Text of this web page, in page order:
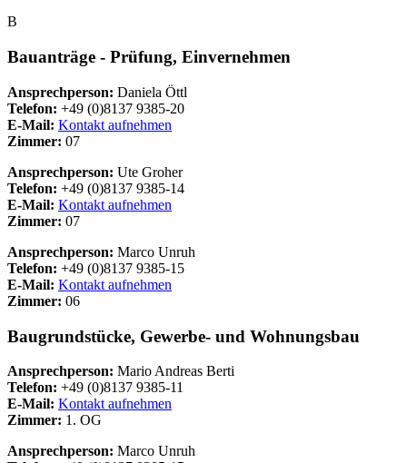
B
Bauanträge - Prüfung, Einvernehmen
Ansprechperson: Daniela Öttl
Telefon: +49 (0)8137 9385-20
E-Mail: Kontakt aufnehmen
Zimmer: 07
Ansprechperson: Ute Groher
Telefon: +49 (0)8137 9385-14
E-Mail: Kontakt aufnehmen
Zimmer: 07
Ansprechperson: Marco Unruh
Telefon: +49 (0)8137 9385-15
E-Mail: Kontakt aufnehmen
Zimmer: 06
Baugrundstücke, Gewerbe- und Wohnungsbau
Ansprechperson: Mario Andreas Berti
Telefon: +49 (0)8137 9385-11
E-Mail: Kontakt aufnehmen
Zimmer: 1. OG
Ansprechperson: Marco Unruh